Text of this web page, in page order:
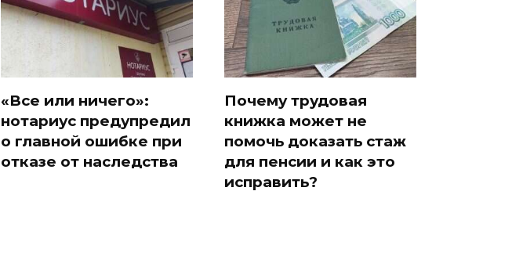
«Все или ничего»:
нотариус предупредил
о главной ошибке при
отказе от наследства
Почему трудовая
книжка может не
помочь доказать стаж
для пенсии и как это
исправить?